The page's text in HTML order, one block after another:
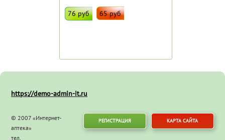
76 руб 65 руб
https://demo-admin-it.ru
© 2007 «Интернет-
аптека»
тел.
РЕГИСТРАЦИЯ КАРТА САЙТА